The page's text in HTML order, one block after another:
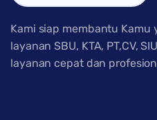
Kami siap membantu Kamu
layanan SBU, KTA, PT,CV,
layanan cepat dan